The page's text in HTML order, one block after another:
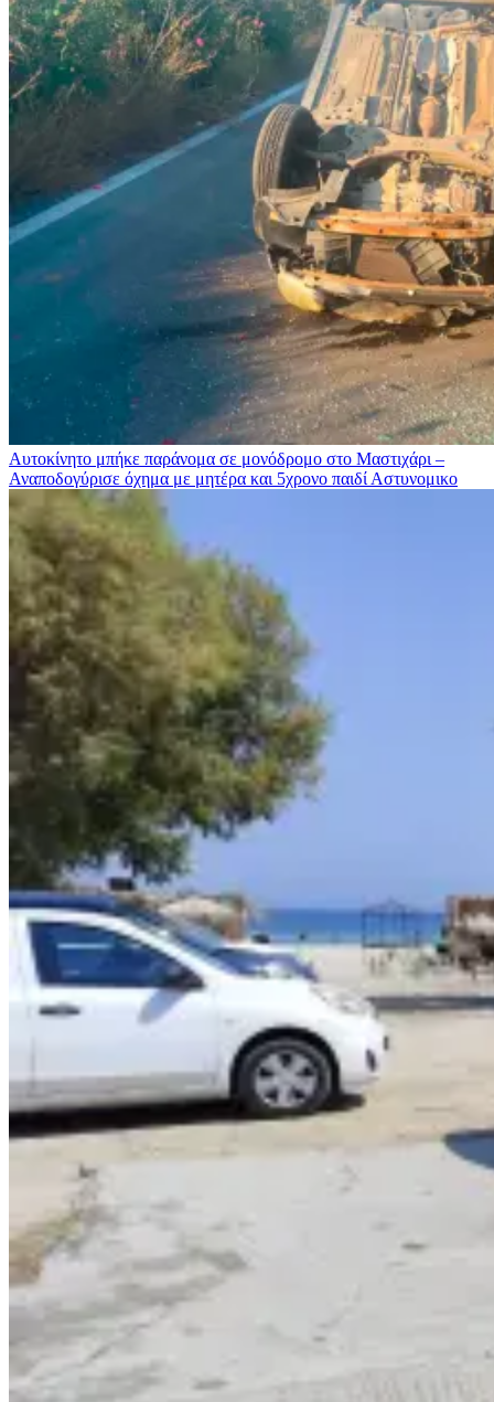
Αυτοκίνητο μπήκε παράνομα σε μονόδρομο στο Μαστιχάρι –
Αναποδογύρισε όχημα με μητέρα και 5χρονο παιδί Αστυνομικο